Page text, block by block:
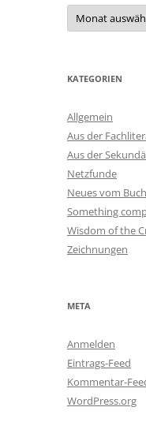
Archiv
KATEGORIEN
Allgemein
Aus der
Aus der
Netzfunde
Neues vom Buch
Something
Wisdom of the
Zeichnungen
META
Anmelden
Eintrags-Feed
Kommentar-
WordPress.org